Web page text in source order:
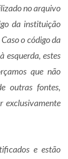
no arquivo
da instituição
o código da
esquerda, estes
que não
outras fontes,
exclusivamente
e estão